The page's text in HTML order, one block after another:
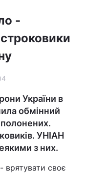
-
України в
обмінний
УНІАН
з них.
своє